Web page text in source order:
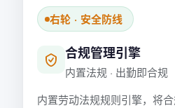
右轮 · 安全防线
合规管理引擎
内置法规 · 出勤即合规
内置劳动法规规则引擎，将